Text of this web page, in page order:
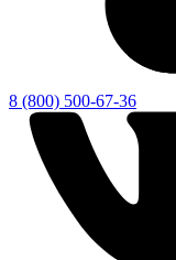
8 (800) 500-67-36